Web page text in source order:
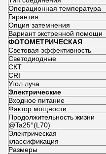
Операционная температура
Гарантия
Опция затемнения
Вариант экстренной помощи
ФОТОМЕТРИЧЕСКАЯ
Световая эффективность
Светодиодные
СКТ
CRI
Угол луча
Электрические
Входное питание
Фактор мощности
Продолжительность жизни
@Ta25°(L70)
Электрическая
классификация
Размеры